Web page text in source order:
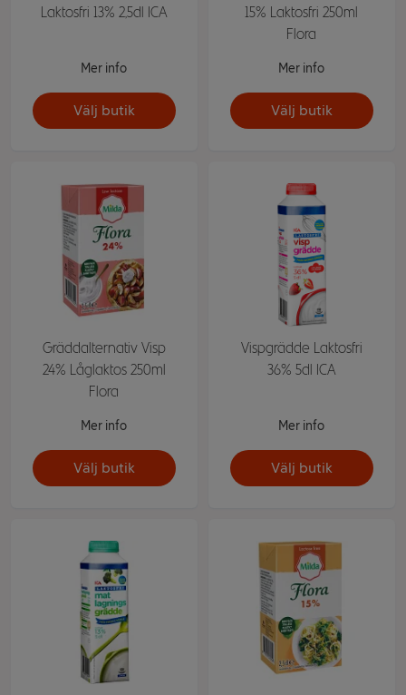
Laktosfri 13% 2,5dl ICA
Mer info
Välj butik
15% Laktosfri 250ml
Flora
Mer info
Välj butik
Gräddalternativ Visp
24% Låglaktos 250ml
Flora
Mer info
Välj butik
Vispgrädde Laktosfri
36% 5dl ICA
Mer info
Välj butik